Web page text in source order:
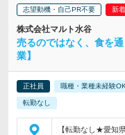
志望動機・自己PR不要
株式会社マルト水谷
売るのではなく、食を
業】
正社員 職種・業種未経験OK
転勤なし
【転勤なし★愛知